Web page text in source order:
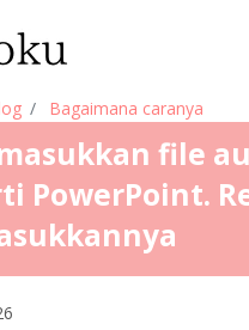
Bagaimana caranya
file
PowerPoint.